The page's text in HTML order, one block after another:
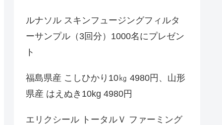
ルナソル スキンフュージングフィルタ
ーサンプル（3回分）1000名にプレゼン
ト
福島県産 こしひかり10㎏ 4980円、山形
県産 はえぬき10kg 4980円
エリクシール トータルＶ ファーミング